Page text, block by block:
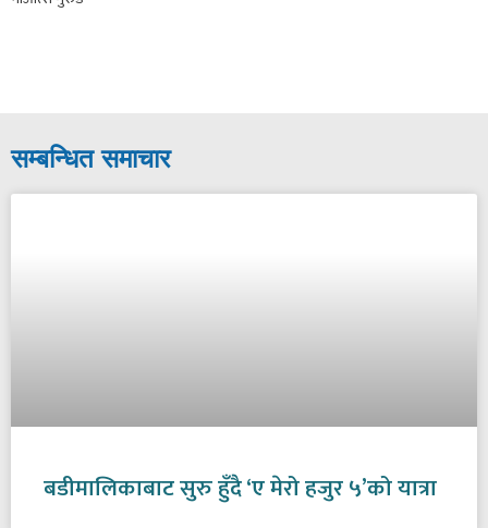
सम्बन्धित समाचार
बडीमालिकाबाट सुरु हुँदै ‘ए मेरो हजुर ५’को यात्रा